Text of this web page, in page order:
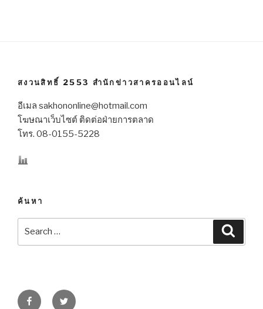
สงวนสิทธิ์ 2553 สำนักข่าวสาครออนไลน์
อีเมล sakhononline@hotmail.com
โฆษณาเว็บไซต์ ติดต่อฝ่ายการตลาด
โทร. 08-0155-5228
ค้นหา
FacebookTwitter